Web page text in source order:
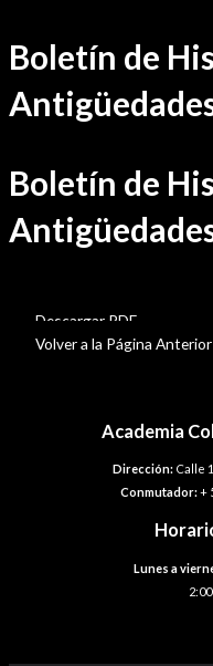
Ir
al
contenido
Boletín de
Boletín de
Descargar PDF
Volver a la Página Anterior
Academia
Dirección:Calle
Conmutador:+
Lunes a